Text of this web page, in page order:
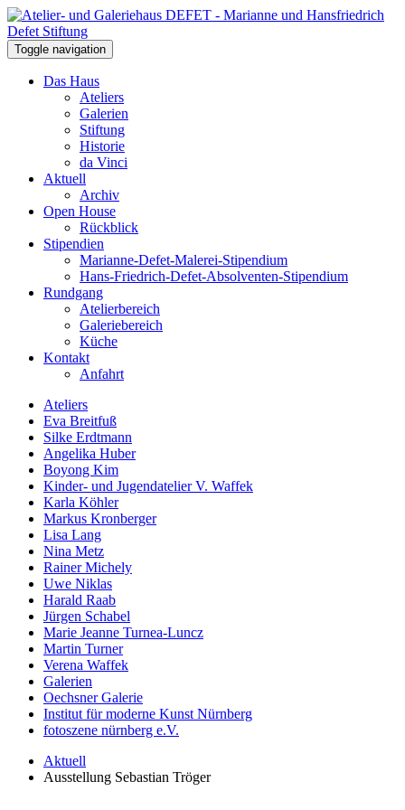
Toggle navigation
Das Haus
Ateliers
Galerien
Stiftung
Historie
da Vinci
Aktuell
Archiv
Open House
Rückblick
Stipendien
Marianne-Defet-Malerei-Stipendium
Hans-Friedrich-Defet-Absolventen-Stipendium
Rundgang
Atelierbereich
Galeriebereich
Küche
Kontakt
Anfahrt
Ateliers
Eva Breitfuß
Silke Erdtmann
Angelika Huber
Boyong Kim
Kinder- und Jugendatelier V. Waffek
Karla Köhler
Markus Kronberger
Lisa Lang
Nina Metz
Rainer Michely
Uwe Niklas
Harald Raab
Jürgen Schabel
Marie Jeanne Turnea-Luncz
Martin Turner
Verena Waffek
Galerien
Oechsner Galerie
Institut für moderne Kunst Nürnberg
fotoszene nürnberg e.V.
Aktuell
Ausstellung Sebastian Tröger